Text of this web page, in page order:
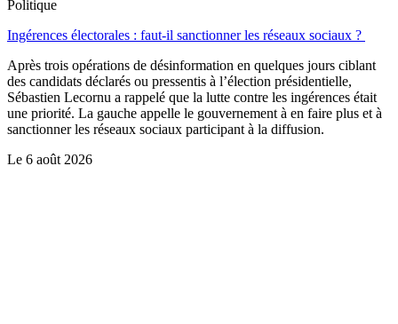
Politique
Ingérences électorales : faut-il sanctionner les réseaux sociaux ?
Après trois opérations de désinformation en quelques jours ciblant
des candidats déclarés ou pressentis à l’élection présidentielle,
Sébastien Lecornu a rappelé que la lutte contre les ingérences était
une priorité. La gauche appelle le gouvernement à en faire plus et à
sanctionner les réseaux sociaux participant à la diffusion.
Le 6 août 2026